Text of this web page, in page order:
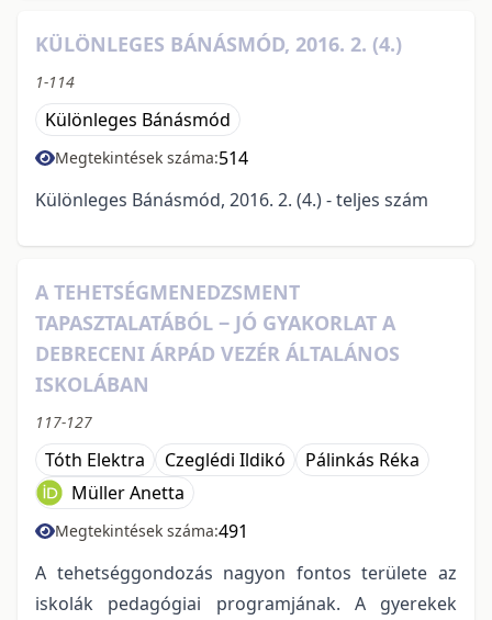
KÜLÖNLEGES BÁNÁSMÓD, 2016. 2. (4.)
1-114
Különleges Bánásmód
Megtekintések száma:514
Különleges Bánásmód, 2016. 2. (4.) - teljes szám
A TEHETSÉGMENEDZSMENT
TAPASZTALATÁBÓL ‒ JÓ GYAKORLAT A
DEBRECENI ÁRPÁD VEZÉR ÁLTALÁNOS
ISKOLÁBAN
117-127
Tóth Elektra Czeglédi Ildikó
Pálinkás Réka
Müller Anetta
Megtekintések száma:491
A tehetséggondozás nagyon fontos területe az
iskolák pedagógiai programjának. A gyerekek